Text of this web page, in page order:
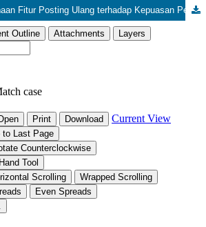
Pengaruh Penggunaan Fitur Posting Ulang terhadap Kepuasan Pengguna Instagram pada Generasi Z